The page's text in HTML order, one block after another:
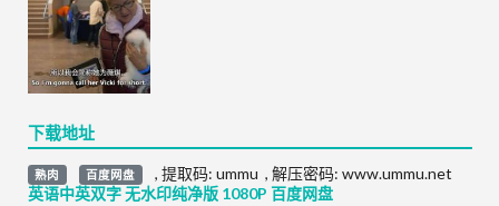
下载地址
熟肉 百度网盘
英语中英双字 无水印纯净版 1080P 百度网盘
, 提取码: ummu , 解压密码: www.ummu.net